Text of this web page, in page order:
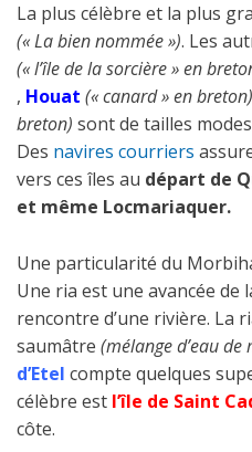
La plus célèbre et la plus
(« La bien nommée »). Les
(« l’île de la sorcière » en
, Houat (« canard » en breton)
breton) sont de tailles
Des navires courriers
vers ces îles au départ de
et même Locmariaquer.
Une particularité du
Une ria est une avancée de
rencontre d’une rivière. La
saumâtre (mélange d’eau de
d’Etel compte quelques
célèbre est l’île de Saint
côte.